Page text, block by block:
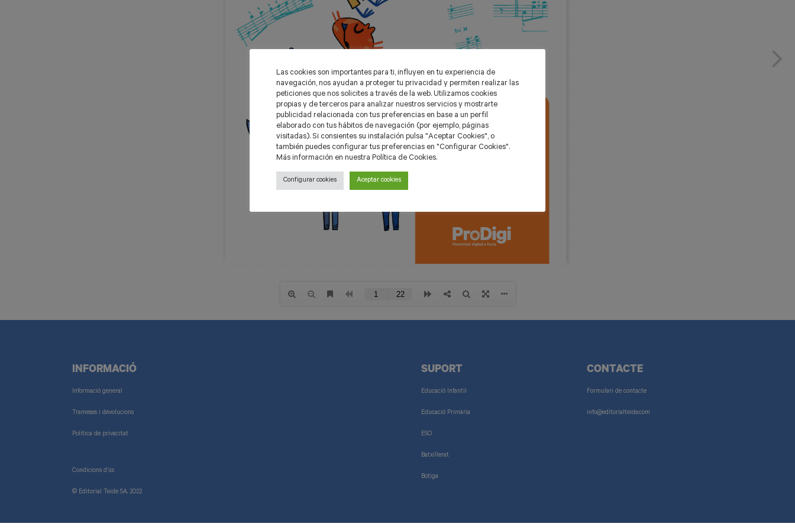
INFORMACIÓ
Informació general
Trameses i devolucions
Política de privacitat
Condicions d’ús
© Editorial Teide SA, 2022
SUPORT
Educació Infantil
Educació Primària
ESO
Batxillerat
Botiga
CONTACTE
Formulari de contacte
info@editorialteide.com
Las cookies son importantes para ti, influyen en tu experiencia de
navegación, nos ayudan a proteger tu privacidad y permiten realizar las
peticiones que nos solicites a través de la web. Utilizamos cookies
propias y de terceros para analizar nuestros servicios y mostrarte
publicidad relacionada con tus preferencias en base a un perfil
elaborado con tus hábitos de navegación (por ejemplo, páginas
visitadas). Si consientes su instalación pulsa "Aceptar Cookies", o
también puedes configurar tus preferencias en "Configurar Cookies".
Más información en nuestra Política de Cookies.
Configurar cookies Aceptar cookies